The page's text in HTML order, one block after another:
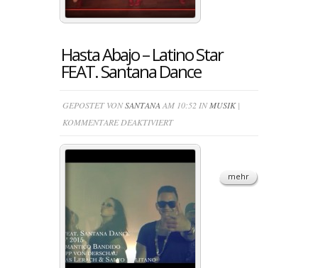
SANTANA
Hasta Abajo – Latino Star
FEAT. Santana Dance
GEPOSTET VONSANTANA AM 10:52 INMUSIK|
KOMMENTARE DEAKTIVIERTFÜR
ABAJO
LATINO
STAR
FEAT.
SANTANA
DANCE
mehr